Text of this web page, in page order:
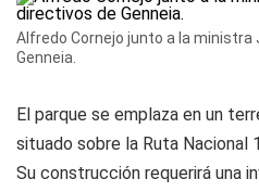
Alfredo Cornejo junto a la
Genneia.
El parque se emplaza en un
situado sobre la Ruta Nacional
Su construcción requerirá una